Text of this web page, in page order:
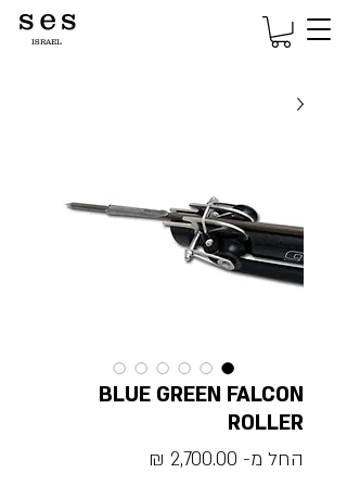
s e s
ISRAEL
BLUE GREEN FALCON
ROLLER
החל מ- 2,700.00 ₪